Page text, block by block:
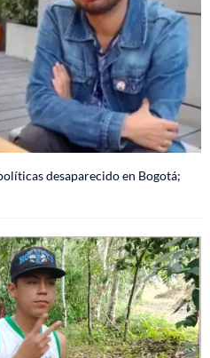
desaparecido en Bogotá;